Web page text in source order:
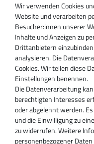
SUPPORT
Inhaber:
Magnos Turbosystems
Miraustraße 27-29
D-13509 Berlin
+49 30 340 606 740
+49 30 340 606 740
+49 30 340 606 745
Aktuelle Öffnungszeiten
Mo-Fr: 08:00 Uhr - 18:00
Wir verwenden Cookies
Website und verarbeiten
Besucher:innen unserer
Inhalte und Anzeigen zu
Drittanbietern
analysieren. Die
Cookies. Wir teilen diese
Einstellungen benennen.
Die Datenverarbeitung
berechtigten Interesses
oder abgelehnt werden.
und die Einwilligung zu
zu widerrufen. Weitere
personenbezogener